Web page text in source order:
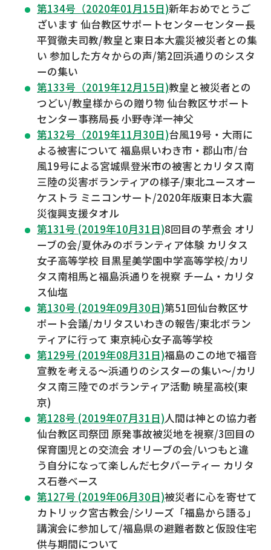
第134号（2020年01月15日)新年おめでとうご
ざいます 仙台教区サポートセンターセンター長
平賀徹夫司教/教皇と東日本大震災被災者との集
い 参加した方々からの声/第2回浜通りのシスタ
ーの集い
第133号（2019年12月15日)教皇と被災者との
つどい/教皇様からの贈り物 仙台教区サポート
センター事務局長 小野寺洋一神父
第132号（2019年11月30日)台風19号・大雨に
よる被害について 福島県いわき市・郡山市/台
風19号による宮城県登米市の被害とカリタス南
三陸の災害ボランティアの様子/東北ユースオー
ケストラ ミニコンサート/2020年版東日本大震
災復興支援タオル
第131号 (2019年10月31日)8回目の芋煮会 オリ
ーブの会/夏休みのボランティア体験 カリタス
女子高等学校 目黒星美学園中学高等学校/カリ
タス南相馬と福島浜通りを視察 チーム・カリタ
ス仙塩
第130号 (2019年09月30日)第51回仙台教区サ
ポート会議/カリタスいわきの報告/東北ボラン
ティアに行って 東京純心女子高等学校
第129号 (2019年08月31日)福島のこの地で福音
宣教を考える～浜通りのシスターの集い～/カリ
タス南三陸でのボランティア活動 暁星高校(東
京)
第128号 (2019年07月31日)人間は神との協力者
仙台教区司祭団 原発事故被災地を視察/3回目の
保育園児との交流会 オリーブの会/いつもと違
う自分になって楽しんだ七夕パーティー カリタ
ス石巻ベース
第127号 (2019年06月30日)被災者に心を寄せて
カトリック宮古教会/シリーズ「福島から語る」
講演会に参加して/福島県の避難者数と仮設住宅
供与期間について